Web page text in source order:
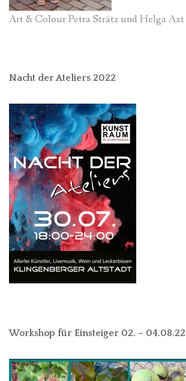
Art & Colour Petra Strätz und Helga Axt
Nacht der Ateliers 2022
Workshop für Einsteiger 02. – 04.08.22